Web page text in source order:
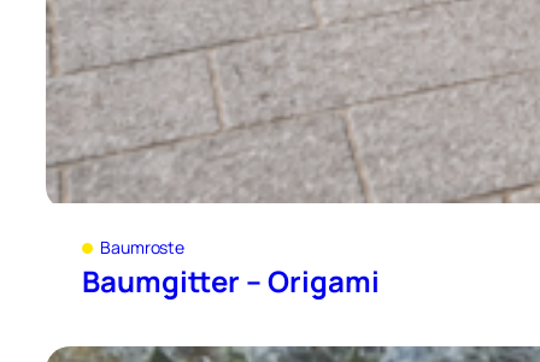
Baumroste
Baumgitter – Origami